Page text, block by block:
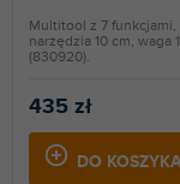
435 zł
DO
Multitool z 7 funkcjami,
narzędzia 10 cm, waga
(830920).